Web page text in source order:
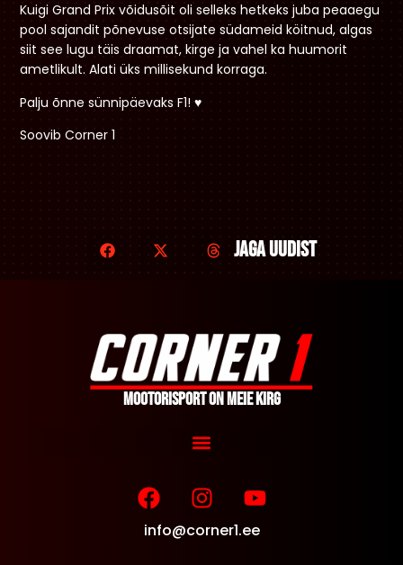
Kuigi Grand Prix võidusõit oli selleks hetkeks juba peaaegu
pool sajandit põnevuse otsijate südameid köitnud, algas
siit see lugu täis draamat, kirge ja vahel ka huumorit
ametlikult. Alati üks millisekund korraga.
Palju õnne sünnipäevaks F1! ♥️
Soovib Corner 1
Jaga uudist
Mootorisport on meie kirg
info@corner1.ee